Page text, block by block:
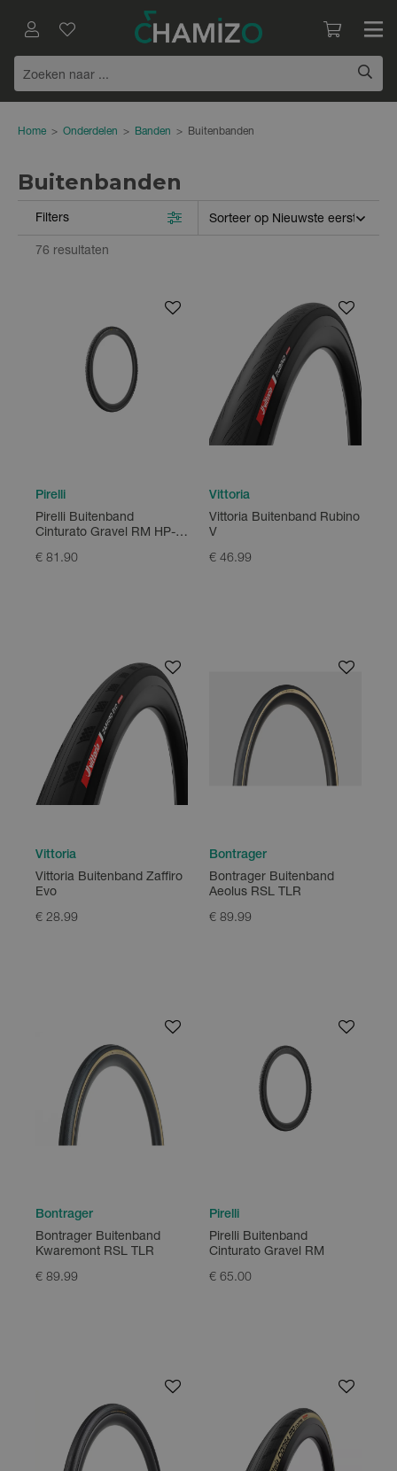
Home > Onderdelen > Banden > Buitenbanden
Buitenbanden
Filters
76 resultaten
Pirelli
Pirelli Buitenband
Cinturato Gravel RM HP-
€ 81.90
Vittoria
Vittoria Buitenband Rubino
V
€ 46.99
Vittoria
Vittoria Buitenband Zaffiro
Evo
€ 28.99
Bontrager
Bontrager Buitenband
Aeolus RSL TLR
€ 89.99
Bontrager
Bontrager Buitenband
Kwaremont RSL TLR
€ 89.99
Pirelli
Pirelli Buitenband
Cinturato Gravel RM
€ 65.00